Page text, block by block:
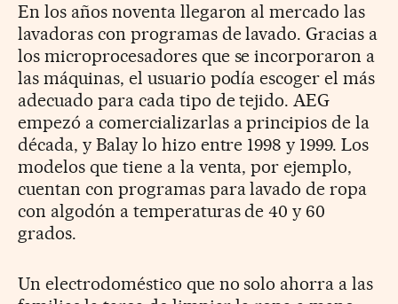
En los años noventa llegaron al mercado las
lavadoras con programas de lavado. Gracias a
los microprocesadores que se incorporaron a
las máquinas, el usuario podía escoger el más
adecuado para cada tipo de tejido. AEG
empezó a comercializarlas a principios de la
década, y Balay lo hizo entre 1998 y 1999. Los
modelos que tiene a la venta, por ejemplo,
cuentan con programas para lavado de ropa
con algodón a temperaturas de 40 y 60
grados.
Un electrodoméstico que no solo ahorra a las